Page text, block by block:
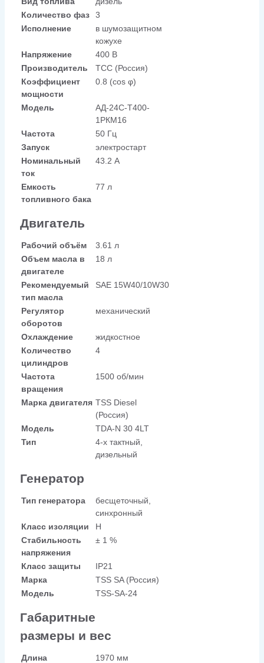
Количество фаз
3
Исполнение
в шумозащитном
кожухе
Напряжение
400 В
Производитель
ТСС (Россия)
Коэффициент
мощности
0.8 (cos φ)
Модель
АД-24С-Т400-
1РКМ16
Частота
50 Гц
Запуск
электростарт
Номинальный
ток
43.2 А
Емкость
топливного бака
77 л
Двигатель
Рабочий объём
3.61 л
Объем масла в
двигателе
18 л
Рекомендуемый
тип масла
SAE 15W40/10W30
Регулятор
оборотов
механический
Охлаждение
жидкостное
Количество
цилиндров
4
Частота
вращения
1500 об/мин
Марка двигателя TSS Diesel
(Россия)
Модель
TDA-N 30 4LT
Тип
4-х тактный,
дизельный
Генератор
Тип генератора
бесщеточный,
синхронный
Класс изоляции
H
Стабильность
напряжения
± 1 %
Класс защиты
IP21
Марка
TSS SA (Россия)
Модель
TSS-SA-24
Габаритные
размеры и вес
Длина
1970 мм